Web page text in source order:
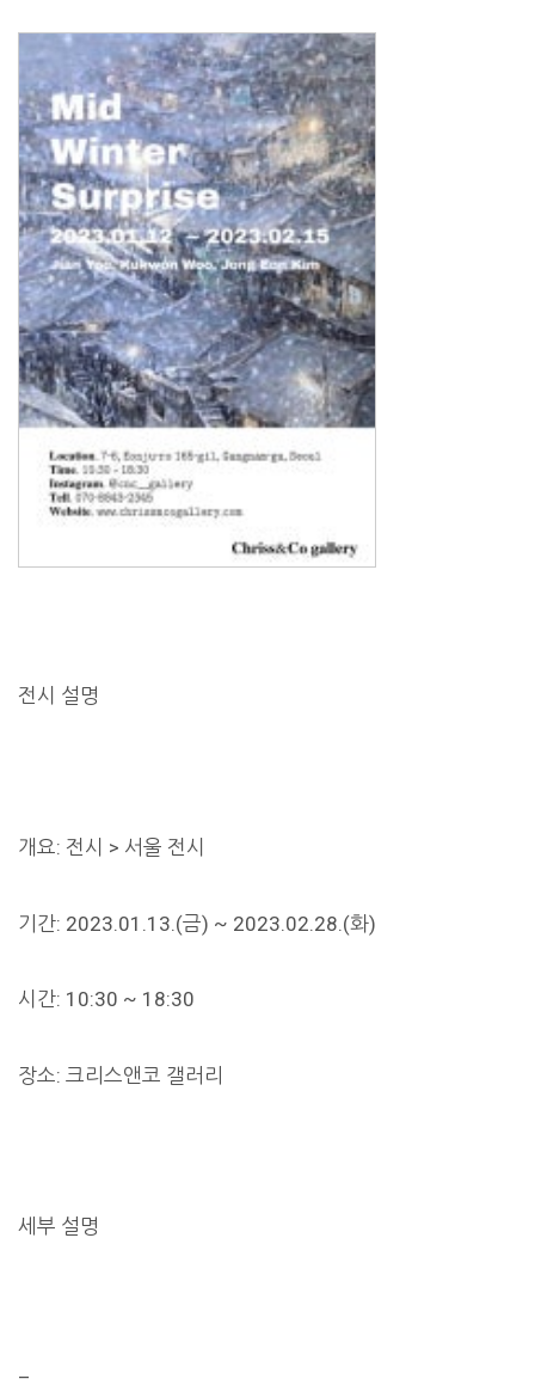
전시 설명
개요: 전시 > 서울 전시
기간: 2023.01.13.(금) ~ 2023.02.28.(화)
시간: 10:30 ~ 18:30
장소: 크리스앤코 갤러리
세부 설명
–